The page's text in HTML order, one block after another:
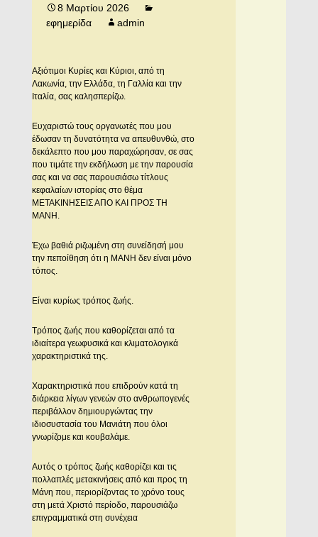
8 Μαρτίου 2026
εφημερίδα
admin
Αξιότιμοι Κυρίες και Κύριοι, από τη
Λακωνία, την Ελλάδα, τη Γαλλία και την
Ιταλία, σας καλησπερίζω.
Ευχαριστώ τους οργανωτές που μου
έδωσαν τη δυνατότητα να απευθυνθώ, στο
δεκάλεπτο που μου παραχώρησαν, σε σας
που τιμάτε την εκδήλωση με την παρουσία
σας και να σας παρουσιάσω τίτλους
κεφαλαίων ιστορίας στο θέμα
ΜΕΤΑΚΙΝΗΣΕΙΣ ΑΠΟ ΚΑΙ ΠΡΟΣ ΤΗ
ΜΑΝΗ.
Έχω βαθιά ριζωμένη στη συνείδησή μου
την πεποίθηση ότι η ΜΑΝΗ δεν είναι μόνο
τόπος.
Είναι κυρίως τρόπος ζωής.
Τρόπος ζωής που καθορίζεται από τα
ιδιαίτερα γεωφυσικά και κλιματολογικά
χαρακτηριστικά της.
Χαρακτηριστικά που επιδρούν κατά τη
διάρκεια λίγων γενεών στο ανθρωπογενές
περιβάλλον δημιουργώντας την
ιδιοσυστασία του Μανιάτη που όλοι
γνωρίζομε και κουβαλάμε.
Αυτός ο τρόπος ζωής καθορίζει και τις
πολλαπλές μετακινήσεις από και προς τη
Μάνη που, περιορίζοντας το χρόνο τους
στη μετά Χριστό περίοδο, παρουσιάζω
επιγραμματικά στη συνέχεια